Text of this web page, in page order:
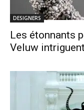
DESIGNERS
Les étonnants
Veluw